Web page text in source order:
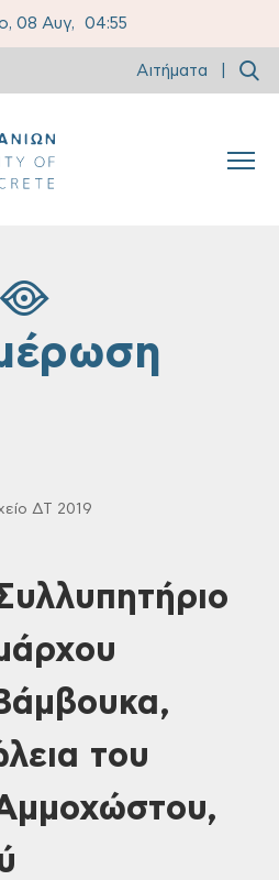
08 Αυγ, 04:55
Αιτήματα
ΔΤ 2019
του